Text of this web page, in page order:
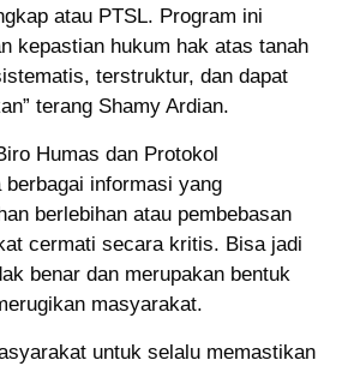
atau PTSL. Program ini
kepastian hukum hak atas tanah
terstruktur, dan dapat
terang Shamy Ardian.
Humas dan Protokol
berbagai informasi yang
berlebihan atau pembebasan
cermati secara kritis. Bisa jadi
benar dan merupakan bentuk
masyarakat.
untuk selalu memastikan